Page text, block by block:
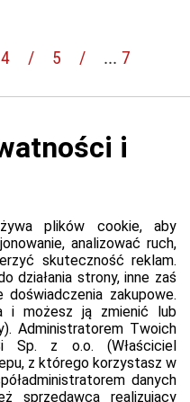
4 / 5 / ... 7